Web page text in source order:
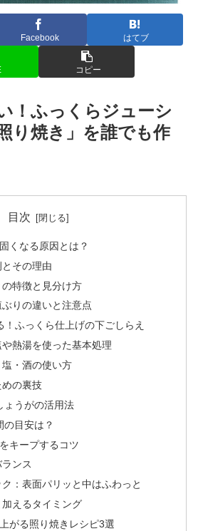
Facebook はてブ
コピー
！ふっくらジューシ
り焼き」を誰でも作
目次
くなる原因とは？
その理由
特徴と見分け方
りの違いと注意点
！ふっくら仕上げの下ごしらえ
熱湯を使った基本処理
・酒の使い方
の裏技
ょうがの活用法
の目安は？
キープするコツ
ンス
：表面パリッと中はふわっと
えるタイミング
がる照り焼きレシピ3選